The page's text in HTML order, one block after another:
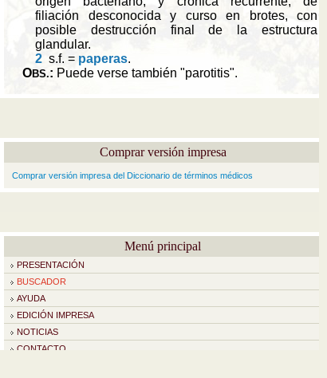
Comprar versión impresa
Comprar versión impresa del Diccionario de términos médicos
Menú principal
PRESENTACIÓN
BUSCADOR
AYUDA
EDICIÓN IMPRESA
NOTICIAS
CONTACTO